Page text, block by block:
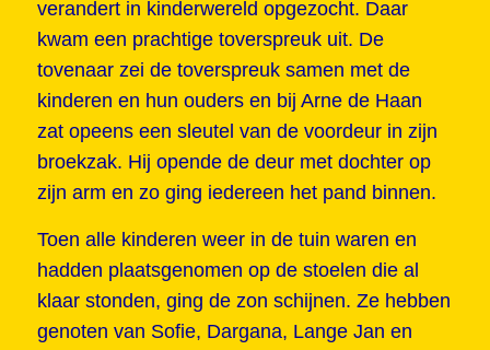
verandert in kinderwereld opgezocht. Daar
kwam een prachtige toverspreuk uit. De
tovenaar zei de toverspreuk samen met de
kinderen en hun ouders en bij Arne de Haan
zat opeens een sleutel van de voordeur in zijn
broekzak. Hij opende de deur met dochter op
zijn arm en zo ging iedereen het pand binnen.
Toen alle kinderen weer in de tuin waren en
hadden plaatsgenomen op de stoelen die al
klaar stonden, ging de zon schijnen. Ze hebben
genoten van Sofie, Dargana, Lange Jan en